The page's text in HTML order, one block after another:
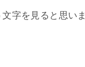
字を見ると思い